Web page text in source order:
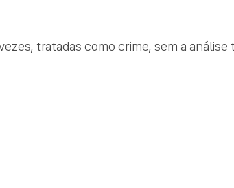
tratadas como crime, sem a análise